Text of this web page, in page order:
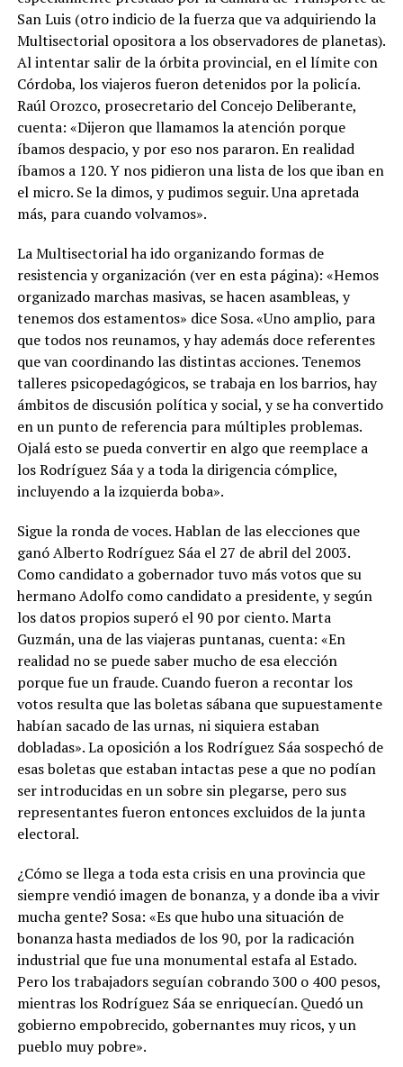
San Luis (otro indicio de la fuerza que va adquiriendo la
Multisectorial opositora a los observadores de planetas).
Al intentar salir de la órbita provincial, en el límite con
Córdoba, los viajeros fueron detenidos por la policía.
Raúl Orozco, prosecretario del Concejo Deliberante,
cuenta: «Dijeron que llamamos la atención porque
íbamos despacio, y por eso nos pararon. En realidad
íbamos a 120. Y nos pidieron una lista de los que iban en
el micro. Se la dimos, y pudimos seguir. Una apretada
más, para cuando volvamos».
La Multisectorial ha ido organizando formas de
resistencia y organización (ver en esta página): «Hemos
organizado marchas masivas, se hacen asambleas, y
tenemos dos estamentos» dice Sosa. «Uno amplio, para
que todos nos reunamos, y hay además doce referentes
que van coordinando las distintas acciones. Tenemos
talleres psicopedagógicos, se trabaja en los barrios, hay
ámbitos de discusión política y social, y se ha convertido
en un punto de referencia para múltiples problemas.
Ojalá esto se pueda convertir en algo que reemplace a
los Rodríguez Sáa y a toda la dirigencia cómplice,
incluyendo a la izquierda boba».
Sigue la ronda de voces. Hablan de las elecciones que
ganó Alberto Rodríguez Sáa el 27 de abril del 2003.
Como candidato a gobernador tuvo más votos que su
hermano Adolfo como candidato a presidente, y según
los datos propios superó el 90 por ciento. Marta
Guzmán, una de las viajeras puntanas, cuenta: «En
realidad no se puede saber mucho de esa elección
porque fue un fraude. Cuando fueron a recontar los
votos resulta que las boletas sábana que supuestamente
habían sacado de las urnas, ni siquiera estaban
dobladas». La oposición a los Rodríguez Sáa sospechó de
esas boletas que estaban intactas pese a que no podían
ser introducidas en un sobre sin plegarse, pero sus
representantes fueron entonces excluidos de la junta
electoral.
¿Cómo se llega a toda esta crisis en una provincia que
siempre vendió imagen de bonanza, y a donde iba a vivir
mucha gente? Sosa: «Es que hubo una situación de
bonanza hasta mediados de los 90, por la radicación
industrial que fue una monumental estafa al Estado.
Pero los trabajadors seguían cobrando 300 o 400 pesos,
mientras los Rodríguez Sáa se enriquecían. Quedó un
gobierno empobrecido, gobernantes muy ricos, y un
pueblo muy pobre».